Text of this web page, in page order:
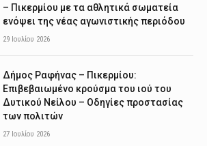
– Πικερμίου με τα αθλητικά σωματεία
ενόψει της νέας αγωνιστικής περιόδου
29 Ιουλίου 2026
Δήμος Ραφήνας – Πικερμίου:
Επιβεβαιωμένο κρούσμα του ιού του
Δυτικού Νείλου – Οδηγίες προστασίας
των πολιτών
27 Ιουλίου 2026